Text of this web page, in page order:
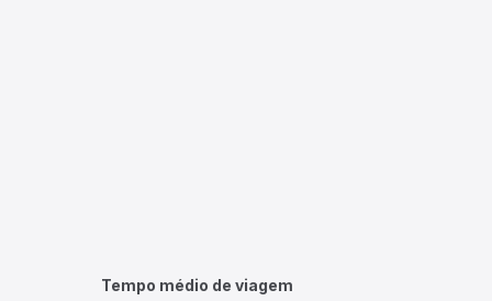
Tempo médio de viagem